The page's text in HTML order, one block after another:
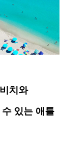
비치와
있는 애틀